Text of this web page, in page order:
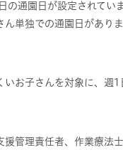
通園日が設定されていま
単独での通園日がありま
お子さんを対象に、週1
管理責任者、作業療法